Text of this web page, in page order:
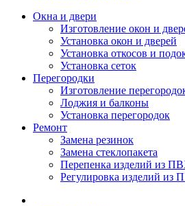
Окна и двери
Изготовление окон и
Установка окон и дверей
Установка откосов и
Установка сеток
Перегородки
Изготовление
Лоджия и балконы
Установка перегородок
Ремонт
Замена резинок
Замена стеклопакета
Перепенка изделий из
Регулировка изделий из